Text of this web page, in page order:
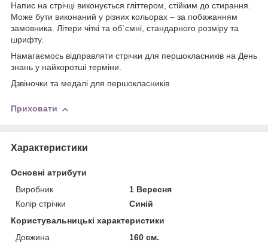
Напис на стрічці виконується гліттером, стійким до стирання.
Може бути виконаний у різних кольорах – за побажанням
замовника. Літери чіткі та об`ємні, стандарного розміру та
шрифту.
Намагаємось відправляти стрічки для першокласників на День
знань у найкоротші терміни.
Дзвіночки та медалі для першокласників
Приховати
Характеристики
Основні атрибути
Виробник
1 Вересня
Колір стрічки
Синій
Користувальницькі характеристики
Довжина
160 см.